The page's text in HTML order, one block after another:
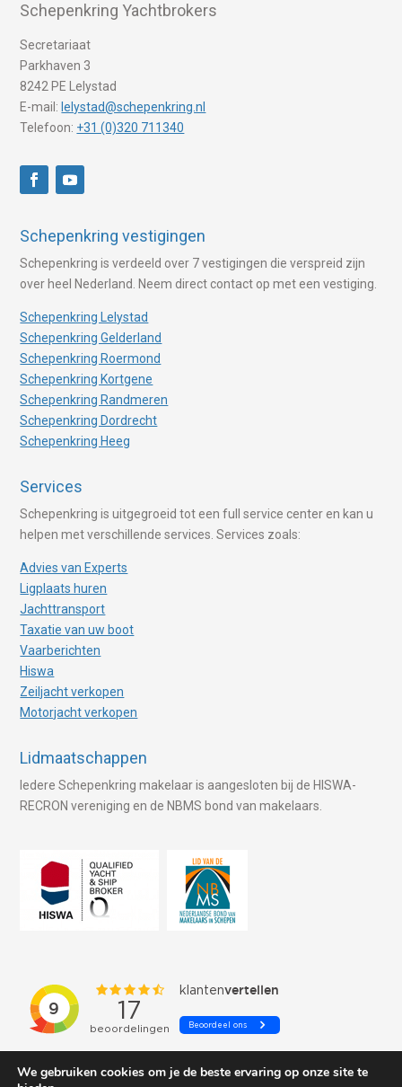
Schepenkring Yachtbrokers
Secretariaat
Parkhaven 3
8242 PE Lelystad
E-mail: lelystad@schepenkring.nl
Telefoon: +31 (0)320 711340
Schepenkring vestigingen
Schepenkring is verdeeld over 7 vestigingen die verspreid zijn
over heel Nederland. Neem direct contact op met een vestiging.
Schepenkring Lelystad
Schepenkring Gelderland
Schepenkring Roermond
Schepenkring Kortgene
Schepenkring Randmeren
Schepenkring Dordrecht
Schepenkring Heeg
Services
Schepenkring is uitgegroeid tot een full service center en kan u
helpen met verschillende services. Services zoals:
Advies van Experts
Ligplaats huren
Jachttransport
Taxatie van uw boot
Vaarberichten
Hiswa
Zeiljacht verkopen
Motorjacht verkopen
Lidmaatschappen
Iedere Schepenkring makelaar is aangesloten bij de HISWA-
RECRON vereniging en de NBMS bond van makelaars.
We gebruiken cookies om je de beste ervaring op onze site te